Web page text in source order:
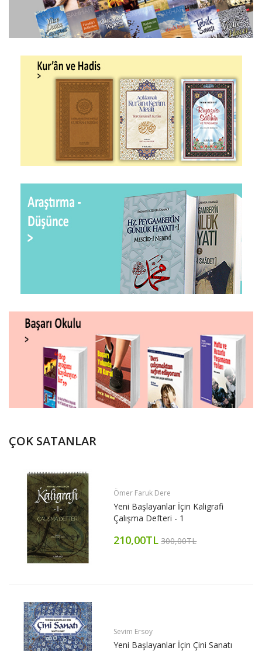
ÇOK SATANLAR
Ömer Faruk Dere
Yeni Başlayanlar İçin Kaligrafi
Çalışma Defteri - 1
210,00TL 300,00TL
Sevim Ersoy
Yeni Başlayanlar İçin Çini Sanatı